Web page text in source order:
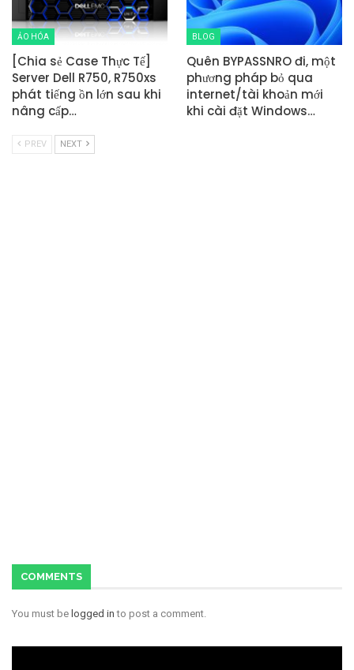
ẢO HÓA
[Chia sẻ Case Thực Tế]
Server Dell R750, R750xs
phát tiếng ồn lớn sau khi
nâng cấp…
BLOG
Quên BYPASSNRO đi, một
phương pháp bỏ qua
internet/tài khoản mới
khi cài đặt Windows…
PREV NEXT
COMMENTS
You must be logged in to post a comment.